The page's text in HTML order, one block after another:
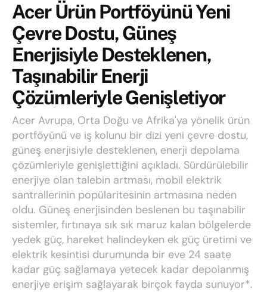
Acer Ürün Portföyünü Yeni
Çevre Dostu, Güneş
Enerjisiyle Desteklenen,
Taşınabilir Enerji
Çözümleriyle Genişletiyor
Acer Avrupa, Orta Doğu ve Afrika'ya yönelik ürün
portföyünü ve iş kolunu bir dizi yeni çevre dostu,
güneş enerjisiyle desteklenen, enerji depolama
çözümleriyle genişlettiğini açıkladı. Sürdürülebilir
enerjiye olan talebin artması, mobil elektrik
santrallerinin popülaritesinin artmasına neden
oldu. Güneş enerjisinden beslenen bu taşınabilir
sistemler, fırtınaya sık sık maruz kalan bölgelerde
yedek güç, hareket halindeyken ek güç üretimi ve
elektrik kesintisi durumunda bir eve 24 saate
kadar güç sağlamaya yetecek kadar depolanmış
enerjiye erişim sağlayarak birçok fayda sunuyor*.